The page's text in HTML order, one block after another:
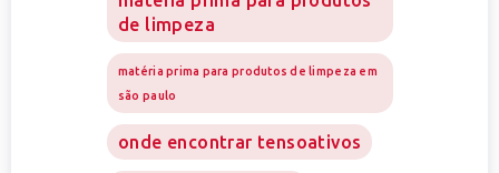
de limpeza
matéria prima para produtos de limpeza em
são paulo
onde encontrar tensoativos